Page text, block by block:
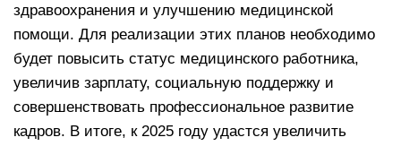
здравоохранения и улучшению медицинской
помощи. Для реализации этих планов необходимо
будет повысить статус медицинского работника,
увеличив зарплату, социальную поддержку и
совершенствовать профессиональное развитие
кадров. В итоге, к 2025 году удастся увеличить